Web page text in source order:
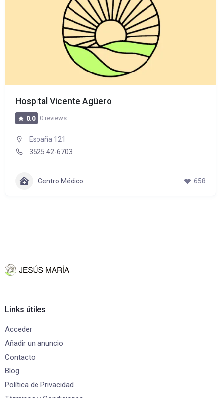
Hospital Vicente Agüero
0.0 0 reviews
España 121
3525 42-6703
Centro Médico 658
Links útiles
Acceder
Añadir un anuncio
Contacto
Blog
Política de Privacidad